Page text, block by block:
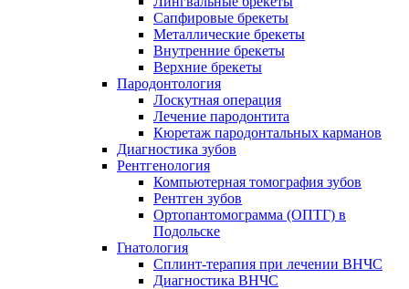
Сапфировые брекеты
Металлические брекеты
Внутренние брекеты
Верхние брекеты
Пародонтология
Лоскутная операция
Лечение пародонтита
Кюретаж пародонтальных карманов
Диагностика зубов
Рентгенология
Компьютерная томография зубов
Рентген зубов
Ортопантомограмма (ОПТГ) в
Подольске
Гнатология
Сплинт-терапия при лечении ВНЧС
Диагностика ВНЧС